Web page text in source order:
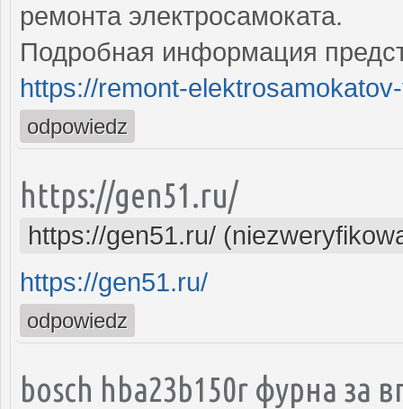
ремонта электросамоката.
Подробная информация
https://remont-
odpowiedz
https://gen51.ru/
https://gen51.ru/
https://gen51.ru/
odpowiedz
bosch hba23b150r фурна за